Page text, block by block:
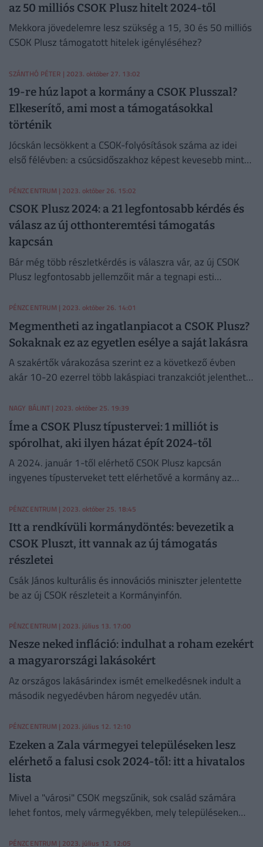
az 50 milliós CSOK Plusz hitelt 2024-től
Mekkora jövedelemre lesz szükség a 15, 30 és 50 milliós
CSOK Plusz támogatott hitelek igényléséhez?
SZÁNTHÓ PÉTER | 2023. október 27. 13:02
19-re húz lapot a kormány a CSOK Plusszal?
Elkeserítő, ami most a támogatásokkal
történik
Jócskán lecsökkent a CSOK-folyósítások száma az idei
első félévben: a csúcsidőszakhoz képest kevesebb mint
PÉNZCENTRUM | 2023. október 26. 15:02
CSOK Plusz 2024: a 21 legfontosabb kérdés és
válasz az új otthonteremtési támogatás
kapcsán
Bár még több részletkérdés is válaszra vár, az új CSOK
Plusz legfontosabb jellemzőit már a tegnapi esti
PÉNZCENTRUM | 2023. október 26. 14:01
Megmentheti az ingatlanpiacot a CSOK Plusz?
Sokaknak ez az egyetlen esélye a saját lakásra
A szakértők várakozása szerint ez a következő évben
akár 10-20 ezerrel több lakáspiaci tranzakciót jelenthet,
volument is.
NAGY BÁLINT | 2023. október 25. 19:39
Íme a CSOK Plusz típustervei: 1 milliót is
spórolhat, aki ilyen házat épít 2024-től
A 2024. január 1-től elérhető CSOK Plusz kapcsán
ingyenes típusterveket tett elérhetővé a kormány az
PÉNZCENTRUM | 2023. október 25. 18:45
Itt a rendkívüli kormánydöntés: bevezetik a
CSOK Pluszt, itt vannak az új támogatás
részletei
Csák János kulturális és innovációs miniszter jelentette
be az új CSOK részleteit a Kormányinfón.
PÉNZCENTRUM | 2023. július 13. 17:00
Nesze neked infláció: indulhat a roham ezekért
a magyarországi lakásokért
Az országos lakásárindex ismét emelkedésnek indult a
második negyedévben három negyedév után.
PÉNZCENTRUM | 2023. július 12. 12:10
Ezeken a Zala vármegyei településeken lesz
elérhető a falusi csok 2024-től: itt a hivatalos
lista
Mivel a "városi" CSOK megszűnik, sok család számára
lehet fontos, mely vármegyékben, mely településeken
frissített listát.
PÉNZCENTRUM | 2023. július 12. 12:05